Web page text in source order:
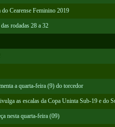
Cearense Feminino 2019
rodadas 28 a 32
a quarta-feira (9) do torcedor
as escalas da Copa Uninta Sub-19 e do
nesta quarta-feira (09)